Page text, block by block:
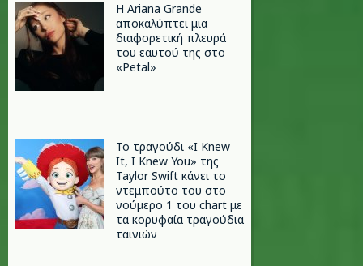
Η Ariana Grande
αποκαλύπτει μια
διαφορετική πλευρά
του εαυτού της στο
«Petal»
Το τραγούδι «I Knew
It, I Knew You» της
Taylor Swift κάνει το
ντεμπούτο του στο
νούμερο 1 του chart με
τα κορυφαία τραγούδια
ταινιών